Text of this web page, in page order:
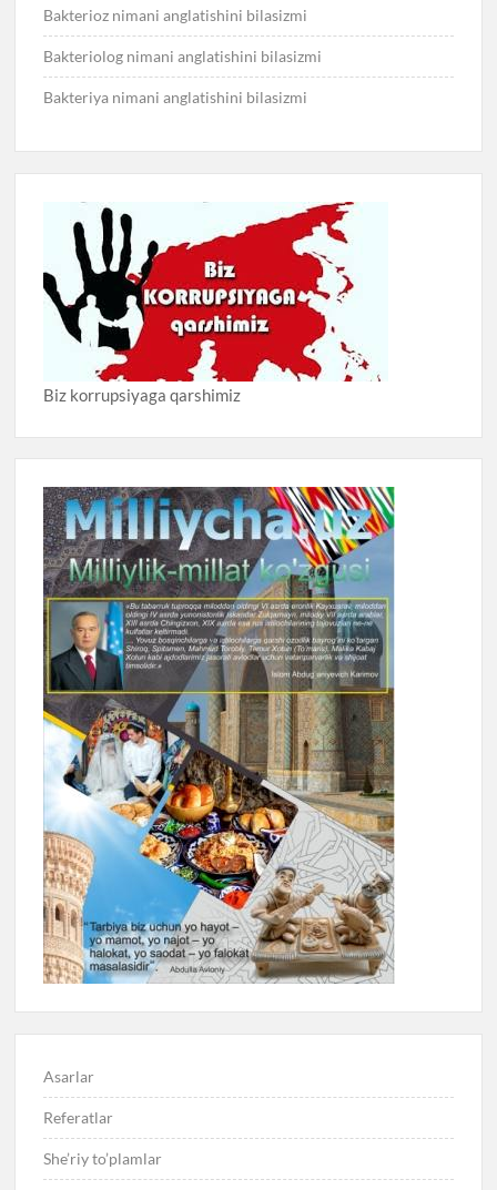
Bakterioz nimani anglatishini bilasizmi
Bakteriolog nimani anglatishini bilasizmi
Bakteriya nimani anglatishini bilasizmi
Biz korrupsiyaga qarshimiz
Asarlar
Referatlar
She’riy to’plamlar